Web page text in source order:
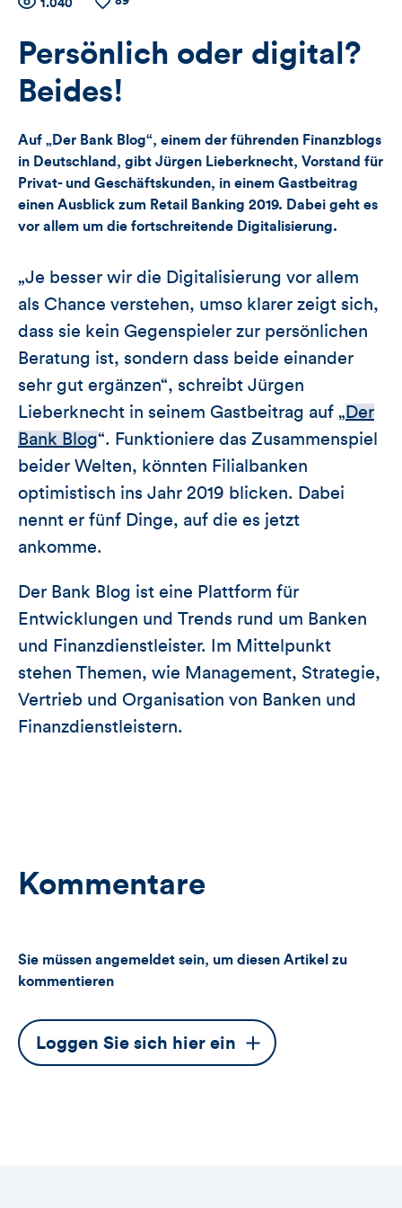
Zähler
für
Views,
und
Kommentare
dieses
Artikels
Anzahl
Views
1.040
Anzahl
Likes
Persönlich oder digital?
Beides!
Auf „Der Bank Blog“, einem der führenden Finanzblogs
in Deutschland, gibt Jürgen Lieberknecht, Vorstand für
Privat- und Geschäftskunden, in einem Gastbeitrag
einen Ausblick zum Retail Banking 2019. Dabei geht es
vor allem um die fortschreitende Digitalisierung.
„Je besser wir die Digitalisierung vor allem
als Chance verstehen, umso klarer zeigt sich,
dass sie kein Gegenspieler zur persönlichen
Beratung ist, sondern dass beide einander
sehr gut ergänzen“, schreibt Jürgen
Lieberknecht in seinem Gastbeitrag auf „ Der
Bank Blog“. Funktioniere das Zusammenspiel
beider Welten, könnten Filialbanken
optimistisch ins Jahr 2019 blicken. Dabei
nennt er fünf Dinge, auf die es jetzt
ankomme.
Der Bank Blog ist eine Plattform für
Entwicklungen und Trends rund um Banken
und Finanzdienstleister. Im Mittelpunkt
stehen Themen, wie Management, Strategie,
Vertrieb und Organisation von Banken und
Finanzdienstleistern.
Kommentare
Sie müssen angemeldet sein, um diesen Artikel zu
kommentieren
Dieser
Button
Loggen Sie sich hier ein